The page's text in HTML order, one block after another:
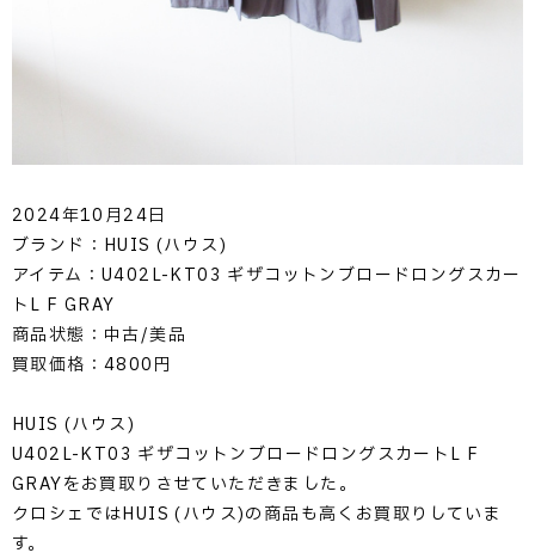
2024年10月24日
ブランド：HUIS (ハウス)
アイテム：U402L-KT03 ギザコットンブロードロングスカー
トL F GRAY
商品状態：中古/美品
買取価格：4800円
HUIS (ハウス)
U402L-KT03 ギザコットンブロードロングスカートL F
GRAYをお買取りさせていただきました。
クロシェではHUIS (ハウス)の商品も高くお買取りしていま
す。